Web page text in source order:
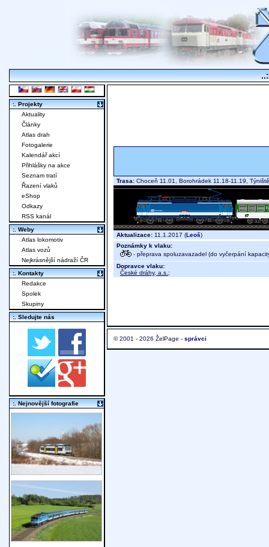
Trasa: Choceň 11.01, Borohrádek 11.18-11.19,
Aktualizace: 11.1.2017 (Leoš)
Poznámky k vlaku:
- přeprava spoluzavazadel (do vyčerpání
Dopravce vlaku:
České dráhy, a.s. ;
© 2001 - 2026 ŽelPage - správci
:. Projekty
Aktuality
Články
Atlas drah
Fotogalerie
Kalendář akcí
Přihlášky na akce
Seznam tratí
Řazení vlaků
eShop
Odkazy
RSS kanál
:. Weby
Atlas lokomotiv
Atlas vozů
Nejkrásnější nádraží ČR
:. Kontakty
Redakce
Spolek
Skupiny
:. Sledujte nás
:. Nejnovější fotografie